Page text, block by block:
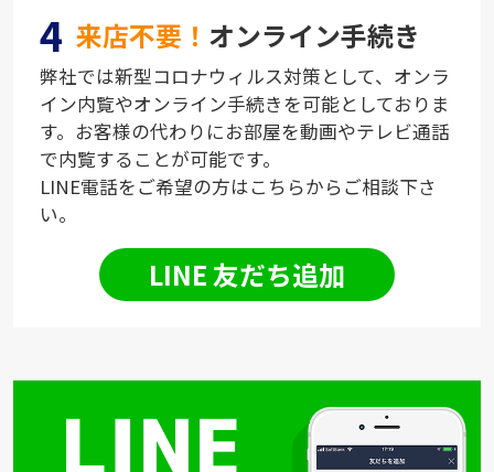
4 来店不要！ オンライン手続き
弊社では新型コロナウィルス対策として、オンラ
イン内覧やオンライン手続きを可能としておりま
す。お客様の代わりにお部屋を動画やテレビ通話
で内覧することが可能です。
LINE電話をご希望の方はこちらからご相談下さ
い。
LINE 友だち追加